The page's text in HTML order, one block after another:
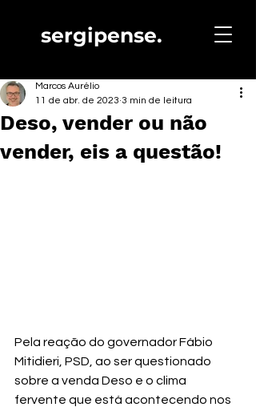
sergipense.
Deso, vender ou não
vender, eis a questão!
Marcos Aurélio
11 de abr. de 2023 3 min de leitura
Pela reação do governador Fábio
Mitidieri, PSD, ao ser questionado
sobre a venda Deso e o clima
fervente que está acontecendo nos